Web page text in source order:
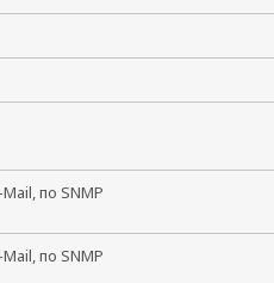
по SNMP
по SNMP